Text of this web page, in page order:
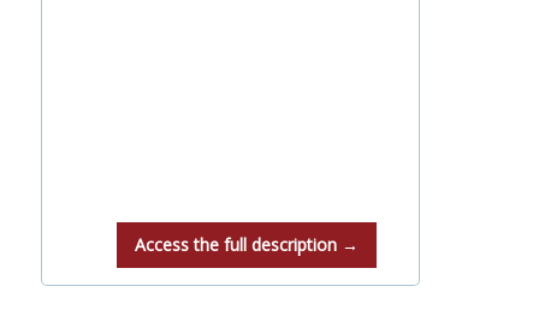
Access the full description →